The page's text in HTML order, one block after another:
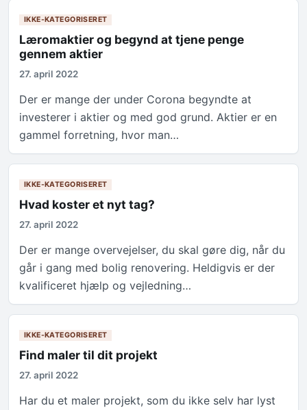
IKKE-KATEGORISERET
Læromaktier og begynd at tjene penge
gennem aktier
27. april 2022
Der er mange der under Corona begyndte at
investerer i aktier og med god grund. Aktier er en
gammel forretning, hvor man…
IKKE-KATEGORISERET
Hvad koster et nyt tag?
27. april 2022
Der er mange overvejelser, du skal gøre dig, når du
går i gang med bolig renovering. Heldigvis er der
kvalificeret hjælp og vejledning…
IKKE-KATEGORISERET
Find maler til dit projekt
27. april 2022
Har du et maler projekt, som du ikke selv har lyst